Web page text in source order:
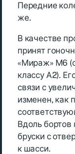
Передние
же.
В качестве
принят
«Мираж» М6
классу А2).
связи с
изменен, как
Вдоль бортов
бруски с
к шасси.